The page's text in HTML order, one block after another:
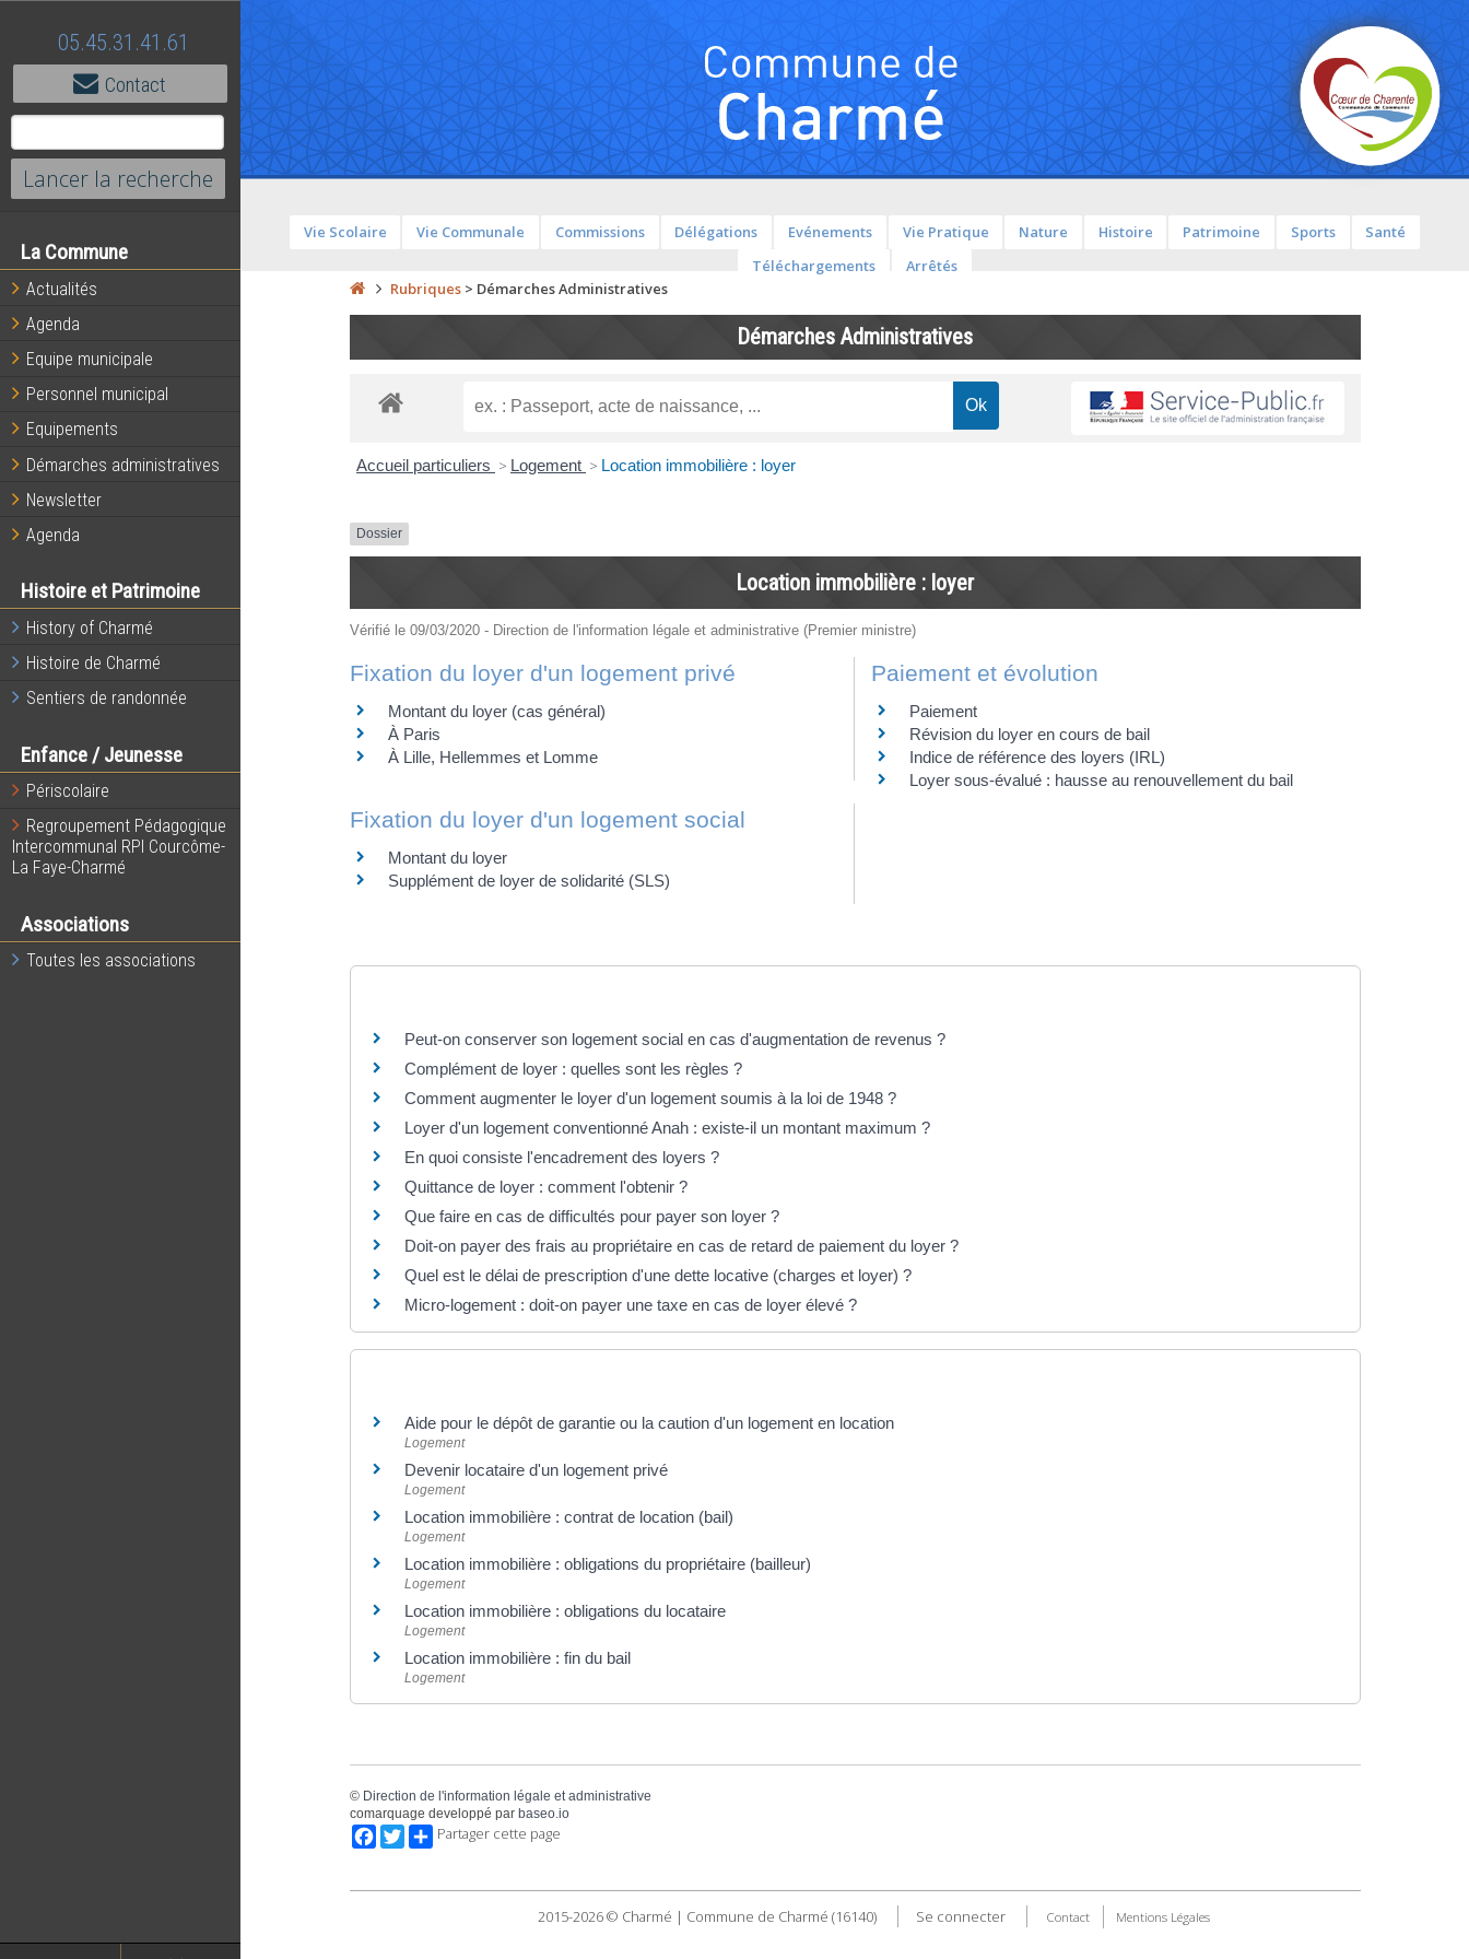
05.45.31.41.61
Contact
La Commune
Actualités
Agenda
Equipe municipale
Personnel municipal
Equipements
Démarches administratives
Newsletter
Agenda
Histoire et Patrimoine
History of Charmé
Histoire de Charmé
Sentiers de randonnée
Enfance / Jeunesse
Périscolaire
Regroupement Pédagogique
Intercommunal RPI Courcôme-
La Faye-Charmé
Associations
Toutes les associations
Vie Scolaire Vie Communale Commissions Délégations Evénements Vie Pratique Nature Histoire Patrimoine Sports
Santé
Téléchargements
Arrêtés
Rubriques> Démarches Administratives
Démarches Administratives
Accueil particuliers > Logement > Location immobilière : loyer
Dossier
Location immobilière : loyer
Vérifié le 09/03/2020 - Direction de l'information légale et administrative (Premier ministre)
Fixation du loyer d'un logement privé
Montant du loyer (cas général)
À Paris
À Lille, Hellemmes et Lomme
Paiement et évolution
Paiement
Révision du loyer en cours de bail
Indice de référence des loyers (IRL)
Loyer sous-évalué : hausse au renouvellement du bail
Fixation du loyer d'un logement social
Montant du loyer
Supplément de loyer de solidarité (SLS)
Peut-on conserver son logement social en cas d'augmentation de revenus ?
Complément de loyer : quelles sont les règles ?
Comment augmenter le loyer d'un logement soumis à la loi de 1948 ?
Loyer d'un logement conventionné Anah : existe-il un montant maximum ?
En quoi consiste l'encadrement des loyers ?
Quittance de loyer : comment l'obtenir ?
Que faire en cas de difficultés pour payer son loyer ?
Doit-on payer des frais au propriétaire en cas de retard de paiement du loyer ?
Quel est le délai de prescription d'une dette locative (charges et loyer) ?
Micro-logement : doit-on payer une taxe en cas de loyer élevé ?
Aide pour le dépôt de garantie ou la caution d'un logement en location
Logement
Devenir locataire d'un logement privé
Logement
Location immobilière : contrat de location (bail)
Logement
Location immobilière : obligations du propriétaire (bailleur)
Logement
Location immobilière : obligations du locataire
Logement
Location immobilière : fin du bail
Logement
© Direction de l'information légale et administrative
comarquage developpé par baseo.io
Facebook
TwitterPartager cette page
2015-2026 © Charmé | Commune de Charmé (16140) Se connecter Contact Mentions Légales